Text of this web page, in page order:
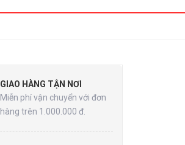
GIAO HÀNG TẬN NƠI
Miễn phí vận chuyển với đơn
hàng trên 1.000.000 đ.